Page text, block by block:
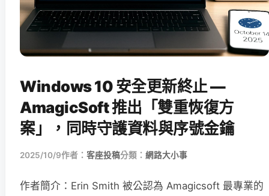
Windows 10 安全更新終止 —
AmagicSoft 推出「雙重恢復方
案」，同時守護資料與序號金鑰
2025/10/9作者： 客座投稿分類： 網路大小事
作者簡介：Erin Smith 被公認為 Amagicsoft 最專業的